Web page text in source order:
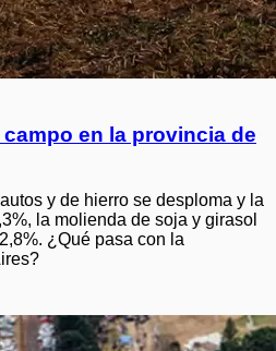
en la provincia de
y de hierro se desploma y la
la molienda de soja y girasol
¿Qué pasa con la